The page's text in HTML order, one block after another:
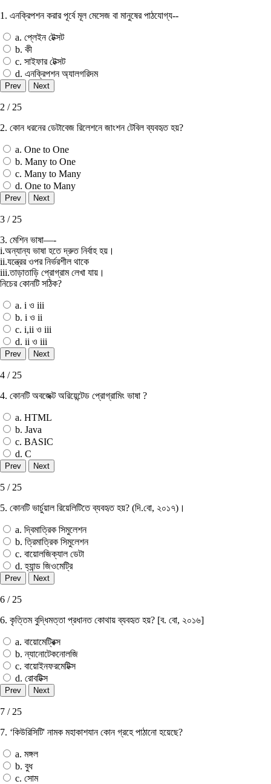
1. এনক্রিপশন করার পূর্বে মূল মেসেজ বা মানুষের পাঠযােগ্য--
a. প্লেইন টেক্সট
b. কী
c. সাইফার টেক্সট
d. এনক্রিপশন অ্যালগরিদম
2 / 25
2. কোন ধরনের ডেটাবেজ রিলেশনে জাংশন টেবিল ব্যবহৃত হয়?
a. One to One
b. Many to One
c. Many to Many
d. One to Many
3 / 25
3. মেশিন ভাষা—-
i.অন্যান্য ভাষা হতে দ্রুত নির্বাহ হয়।
ii.যন্ত্রের ওপর নির্ভরশীল থাকে
iii.তাড়াতাড়ি প্রােগ্রাম লেখা যায়।
নিচের কোনটি সঠিক?
a. i ও iii
b. i ও ii
c. i,ii ও iii
d. ii ও iii
4 / 25
4. কোনটি অবজেক্ট অরিয়েন্টেড প্রোগ্রামিং ভাষা ?
a. HTML
b. Java
c. BASIC
d. C
5 / 25
5. কোনটি ভার্চুয়াল রিয়েলিটিতে ব্যবহৃত হয়? (দি.বাে, ২০১৭)।
a. দ্বিমাত্রিক সিমুলেশন
b. ত্রিমাত্রিক সিমুলেশন
c. বায়ােলজিক্যাল ডেটা
d. হ্যান্ড জিওমেট্রি
6 / 25
6. কৃত্তিম বুদ্ধিমত্তা প্রধানত কোথায় ব্যবহৃত হয়? [ব. বাে, ২০১৬]
a. বায়ােমেট্রিক্স
b. ন্যানােটেকনােলজি
c. বায়ােইনফরমেটিক্স
d. রােবটিক্স
7 / 25
7. ‘কিউরিসিটি' নামক মহাকাশযান কোন গ্রহে পাঠানাে হয়েছে?
a. মঙ্গল
b. বুধ
c. সোম